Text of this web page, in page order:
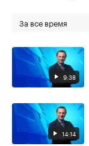
За все время
9:38
14:14